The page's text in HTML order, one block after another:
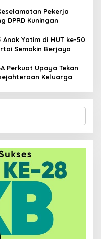
Pekerja
DPRD Kuningan
Yatim di HUT ke-50
Semakin Berjaya
Perkuat Upaya Tekan
Keluarga